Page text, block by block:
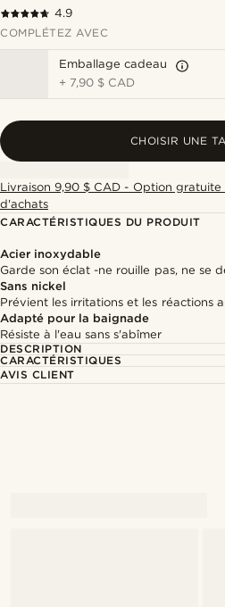
4.9
COMPLÉTEZ AVEC
Emballage cadeau
+ 7,90 $ CAD
CHOISIR UNE
Livraison 9,90 $ CAD - Option
d'achats
CARACTÉRISTIQUES DU PRODUIT
Acier inoxydable
Garde son éclat -ne rouille pas, ne se
Sans nickel
Prévient les irritations et les réactions
Adapté pour la baignade
Résiste à l'eau sans s'abîmer
DESCRIPTION
CARACTÉRISTIQUES
AVIS CLIENT